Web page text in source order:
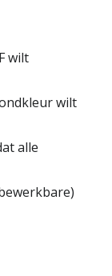
wilt
wilt
alle